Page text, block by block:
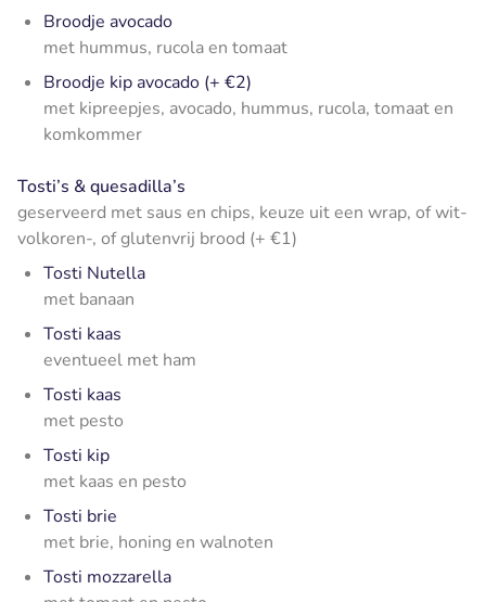
Broodje avocado
met hummus, rucola en tomaat
Broodje kip avocado (+ €2)
met kipreepjes, avocado, hummus, rucola, tomaat en
komkommer
Tosti’s & quesadilla’s
geserveerd met saus en chips, keuze uit een wrap, of wit-
volkoren-, of glutenvrij brood (+ €1)
Tosti Nutella
met banaan
Tosti kaas
eventueel met ham
Tosti kaas
met pesto
Tosti kip
met kaas en pesto
Tosti brie
met brie, honing en walnoten
Tosti mozzarella